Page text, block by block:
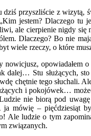
dziś przyszliście z wizytą,
jestem? Dlaczego tu
ale cierpienie nigdy
Dlaczego? Bo nie
wiele rzeczy, o które
nowicjusz, opowiadałem
dalej… Stu służących,
chętnie tego słuchali.
i pokojówek…
nie biorą pod
ja mówię – pięćdziesiąt
Ale ludzie o tym
związanych.